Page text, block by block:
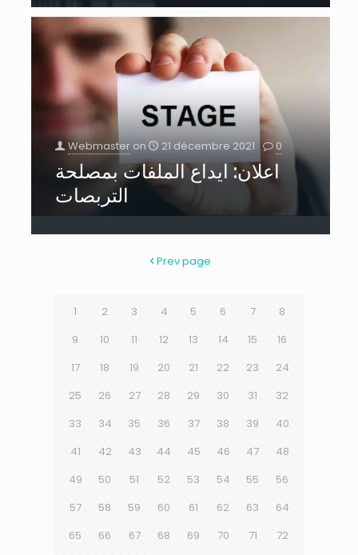
Webmaster on 21 décembre 2021 0
اعلان: ايداع الملفات بمصلحة
التربصات
Prev page
1 2 3 4 5 6 7
8
9
10 11 12 13 14 15
16
17
18 19 20 21 22 23
24
25
26 27 28 29 30 31
32
33
34 35 36 37 38 39
40
41
42 43 44 45 46 47
48
49
50 51 52 53 54 55
56
57
58 59 60 61 62 63
64
65
66 67 68 69 70 71
72